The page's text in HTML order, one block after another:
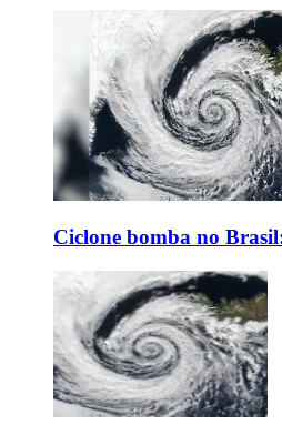
Ciclone bomba no